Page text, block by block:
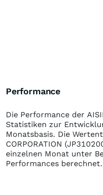
Performance
Die Performance der
Statistiken zur
Monatsbasis. Die
CORPORATION
einzelnen Monat unter
Performances berechnet.